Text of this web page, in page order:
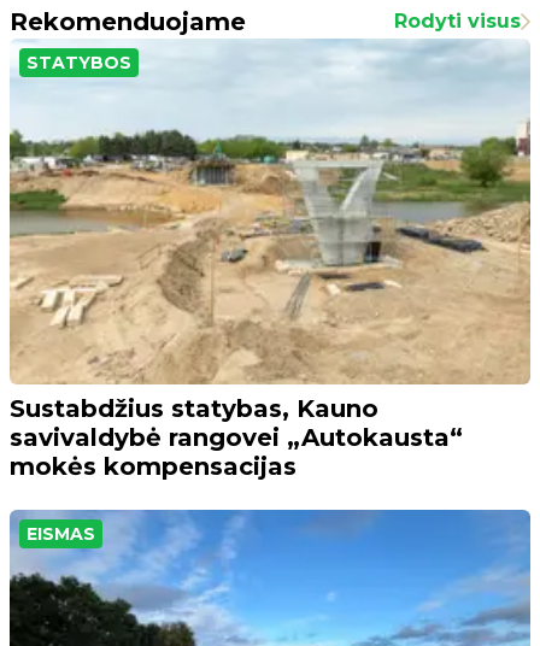
Rekomenduojame Rodyti visus
STATYBOS
Sustabdžius statybas, Kauno
savivaldybė rangovei „Autokausta“
mokės kompensacijas
EISMAS